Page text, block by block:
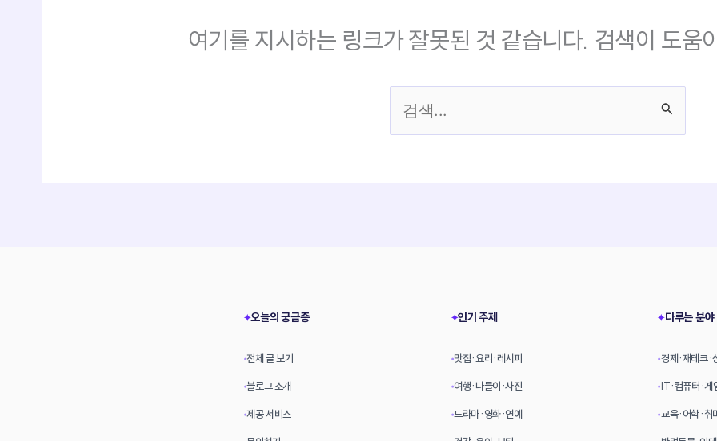
여기를 지시하는 링크가 잘못된 것 같습니다. 검색이 도움
✦오늘의 궁금증
•전체 글 보기
•블로그 소개
•제공 서비스
✦인기 주제
•맛집·요리·레시피
•여행·나들이·사진
•드라마·영화·연예
✦다루는 분야
•경제·재테크·
•IT·컴퓨터·게
•교육·어학·취